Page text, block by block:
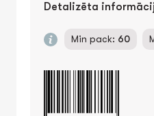
Detalizēta
Min pack: 60